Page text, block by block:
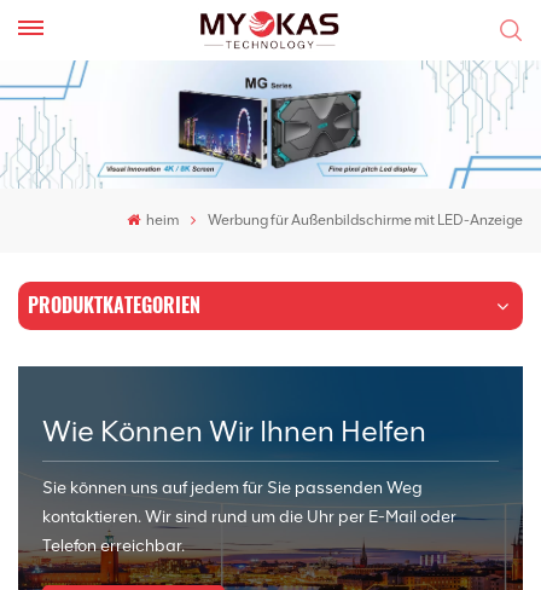
heim Werbung für Außenbildschirme mit LED-Anzeige
PRODUKTKATEGORIEN
Wie Können Wir Ihnen Helfen
Sie können uns auf jedem für Sie passenden Weg
kontaktieren. Wir sind rund um die Uhr per E-Mail oder
Telefon erreichbar.